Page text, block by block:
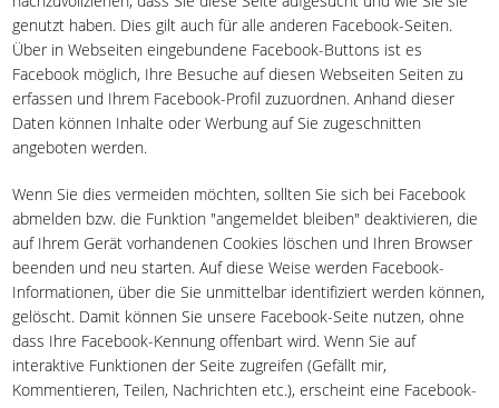
genutzt haben. Dies gilt auch für alle anderen Facebook-Seiten.
Über in Webseiten eingebundene Facebook-Buttons ist es
Facebook möglich, Ihre Besuche auf diesen Webseiten Seiten zu
erfassen und Ihrem Facebook-Profil zuzuordnen. Anhand dieser
Daten können Inhalte oder Werbung auf Sie zugeschnitten
angeboten werden.
Wenn Sie dies vermeiden möchten, sollten Sie sich bei Facebook
abmelden bzw. die Funktion "angemeldet bleiben" deaktivieren, die
auf Ihrem Gerät vorhandenen Cookies löschen und Ihren Browser
beenden und neu starten. Auf diese Weise werden Facebook-
Informationen, über die Sie unmittelbar identifiziert werden können,
gelöscht. Damit können Sie unsere Facebook-Seite nutzen, ohne
dass Ihre Facebook-Kennung offenbart wird. Wenn Sie auf
interaktive Funktionen der Seite zugreifen (Gefällt mir,
Kommentieren, Teilen, Nachrichten etc.), erscheint eine Facebook-